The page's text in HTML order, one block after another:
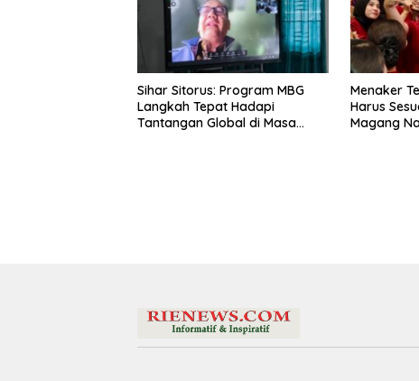
Sihar Sitorus: Program MBG
Langkah Tepat Hadapi
Tantangan Global di Masa
Menaker
Harus
Magang